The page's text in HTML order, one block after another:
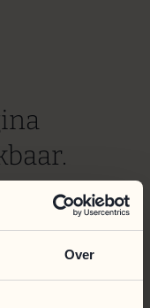
Over
zo snel mogelijk